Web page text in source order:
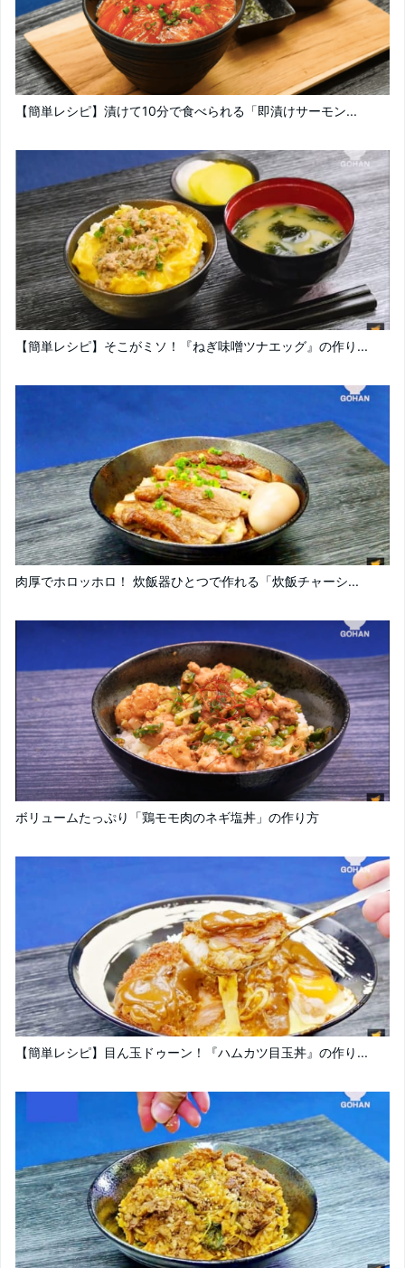
【簡単レシピ】漬けて10分で食べられる「即漬けサーモン...
【簡単レシピ】そこがミソ！『ねぎ味噌ツナエッグ』の作り...
肉厚でホロッホロ！ 炊飯器ひとつで作れる「炊飯チャーシ...
ボリュームたっぷり「鶏モモ肉のネギ塩丼」の作り方
【簡単レシピ】目ん玉ドゥーン！『ハムカツ目玉丼』の作り...